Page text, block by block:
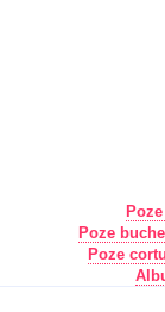
Poze
Poze